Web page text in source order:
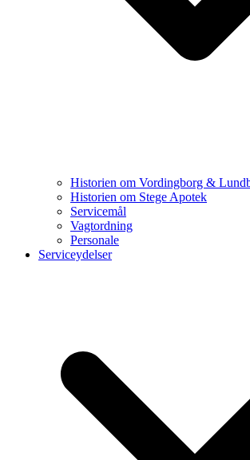
Historien om Vordingborg &
Historien om Stege Apotek
Servicemål
Vagtordning
Personale
Serviceydelser